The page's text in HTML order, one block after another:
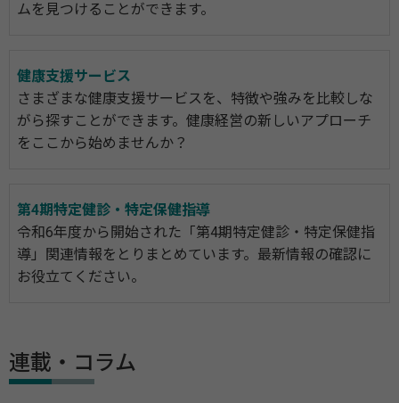
ムを見つけることができます。
健康支援サービス
さまざまな健康支援サービスを、特徴や強みを比較しな
がら探すことができます。健康経営の新しいアプローチ
をここから始めませんか？
第4期特定健診・特定保健指導
令和6年度から開始された「第4期特定健診・特定保健指
導」関連情報をとりまとめています。最新情報の確認に
お役立てください。
連載・コラム